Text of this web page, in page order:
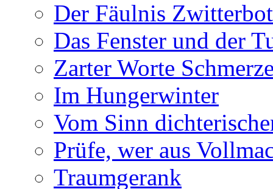
Der Fäulnis
Das Fenster und der
Zarter Worte
Im Hungerwinter
Vom Sinn
Prüfe, wer aus
Traumgerank